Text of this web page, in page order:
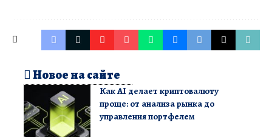
Новое на сайте
Как AI делает криптовалюту
проще: от анализа рынка до
управления портфелем